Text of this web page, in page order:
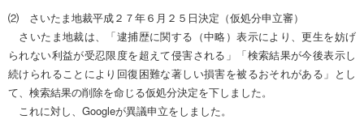
⑵ さいたま地裁平成２７年６月２５日決定（仮処分申立審）
さいたま地裁は、「逮捕歴に関する（中略）表示により、更生を妨げ
られない利益が受忍限度を超えて侵害される」「検索結果が今後表示し
続けられることにより回復困難な著しい損害を被るおそれがある」とし
て、検索結果の削除を命じる仮処分決定を下しました。
これに対し、Googleが異議申立をしました。